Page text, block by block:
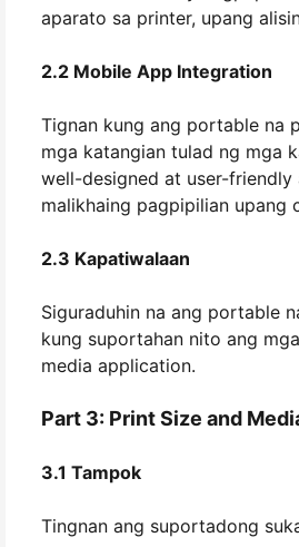
aparato sa printer, upang
2.2 Mobile App Integration
Tignan kung ang portable na
mga katangian tulad ng mga
well-designed at user-friendly
malikhaing pagpipilian upang
2.3 Kapatiwalaan
Siguraduhin na ang portable
kung suportahan nito ang
media application.
Part 3: Print Size and
3.1 Tampok
Tingnan ang suportadong